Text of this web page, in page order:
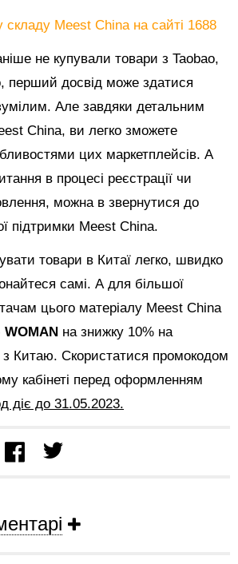
складу Meest China на сайті 1688
не купували товари з Taobao,
перший досвід може здатися
Але завдяки детальним
China, ви легко зможете
цих маркетплейсів. А
в процесі реєстрації чи
можна в звернутися до
підтримки Meest China.
товари в Китаї легко, швидко
самі. А для більшої
цього матеріалу Meest China
WOMAN на знижку 10% на
з Китаю. Скористатися промокодом
кабінеті перед оформленням
діє до 31.05.2023.